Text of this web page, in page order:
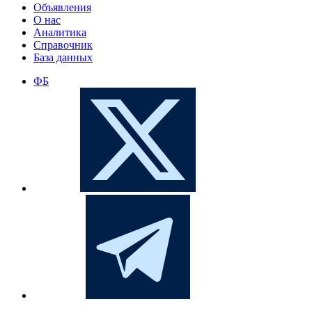
Объявления
О нас
Аналитика
Справочник
База данных
ФБ